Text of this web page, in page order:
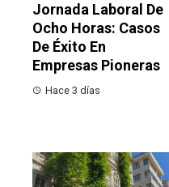
Jornada Laboral De
Ocho Horas: Casos
De Éxito En
Empresas Pioneras
Hace 3 días